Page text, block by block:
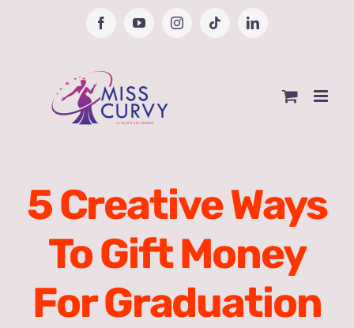
FacebookYouTubeInstagramTiktok LinkedIn
5 Creative Ways
To Gift Money
For Graduation